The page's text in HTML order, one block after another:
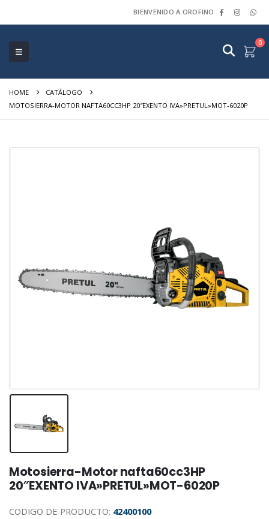
BIENVENIDO A OROFINO
0
HOME
CATÁLOGO
MOTOSIERRA-MOTOR NAFTA60CC3HP 20″EXENTO IVA»PRETUL»MOT-6020P
Motosierra-Motor nafta60cc3HP
20″EXENTO IVA»PRETUL»MOT-6020P
CODIGO DE PRODUCTO: 42400100